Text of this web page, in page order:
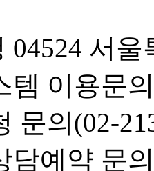
04524 서
템 이용문
문의(02-
담예약 문